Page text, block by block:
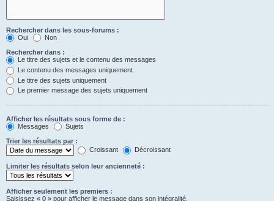
Rechercher dans les sous-forums :
Oui
Non
Rechercher dans :
Le titre des sujets et le contenu des messages
Le contenu des messages uniquement
Le titre des sujets uniquement
Le premier message des sujets uniquement
Afficher les résultats sous forme de :
Messages
Sujets
Trier les résultats par :
Croissant
Décroissant
Limiter les résultats selon leur ancienneté :
Afficher seulement les premiers :
Saisissez « 0 » pour afficher le message dans son intégralité.